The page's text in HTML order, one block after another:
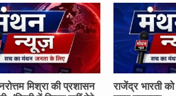
मिश्रा की प्रशासन
राजेंद्र भारती